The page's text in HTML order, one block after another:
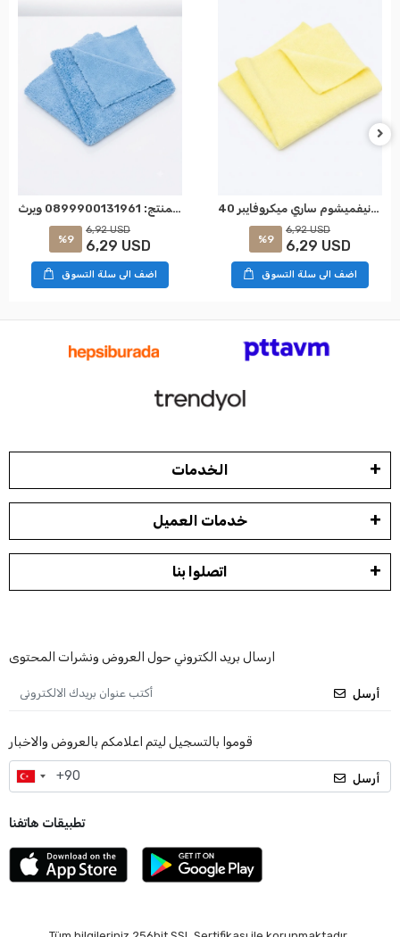
نيفمزهوم ميكروفيبر أزرق 40×40 قماش رمز المنتج: 0899900131961 ويرث
%9
6,92 USD
6,29 USD
اضف الى سلة التسوق
نيفميشوم ساري ميكروفايبر 40x40 قماش SK: 0899900133961 WÜRTH
%9
6,92 USD
6,29 USD
اضف الى سلة التسوق
الخدمات
خدمات العميل
اتصلوا بنا
ارسال بريد الكتروني حول العروض ونشرات المحتوى
أرسل
قوموا بالتسجيل ليتم اعلامكم بالعروض والاخبار
أرسل
تطبيقات هاتفنا